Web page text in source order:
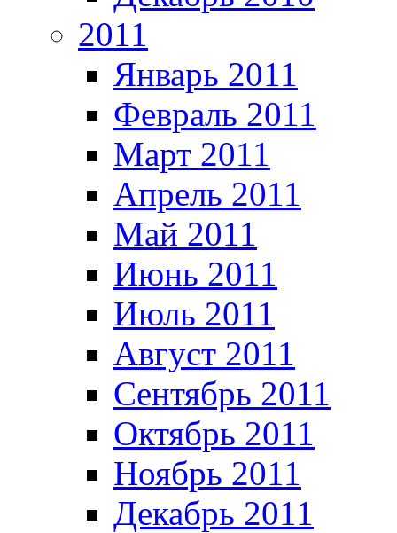
2011
Январь 2011
Февраль 2011
Март 2011
Апрель 2011
Май 2011
Июнь 2011
Июль 2011
Август 2011
Сентябрь 2011
Октябрь 2011
Ноябрь 2011
Декабрь 2011